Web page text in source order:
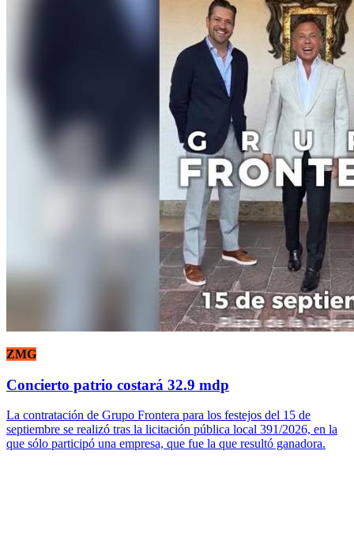
ZMG
Concierto patrio costará 32.9 mdp
La contratación de Grupo Frontera para los festejos del 15 de
septiembre se realizó tras la licitación pública local 391/2026, en la
que sólo participó una empresa, que fue la que resultó ganadora.